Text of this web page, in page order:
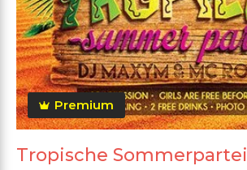
Premium
Tropische Sommerpartei